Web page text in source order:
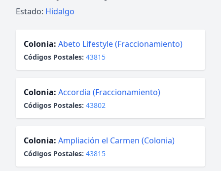
Estado: Hidalgo
Colonia: Abeto Lifestyle (Fraccionamiento)
Códigos Postales: 43815
Colonia: Accordia (Fraccionamiento)
Códigos Postales: 43802
Colonia: Ampliación el Carmen (Colonia)
Códigos Postales: 43815